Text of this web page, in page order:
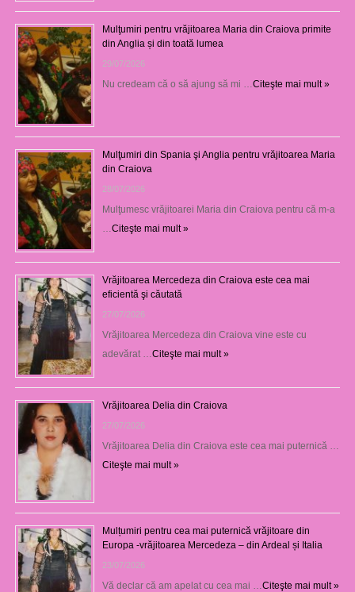
Mulţumiri pentru vrăjitoarea Maria din Craiova primite
din Anglia și din toată lumea
29/07/2026
Nu credeam că o să ajung să mi … Citeşte mai mult »
Mulţumiri din Spania şi Anglia pentru vrăjitoarea Maria
din Craiova
28/07/2026
Mulţumesc vrăjitoarei Maria din Craiova pentru că m-a
Citeşte mai mult »
Vrăjitoarea Mercedeza din Craiova este cea mai
eficientă şi căutată
27/07/2026
Vrăjitoarea Mercedeza din Craiova vine este cu
adevărat … Citeşte mai mult »
Vrăjitoarea Delia din Craiova
27/07/2026
Vrăjitoarea Delia din Craiova este cea mai puternică …
Citeşte mai mult »
Mulțumiri pentru cea mai puternică vrăjitoare din
Europa -vrăjitoarea Mercedeza – din Ardeal și Italia
23/07/2026
Vă declar că am apelat cu cea mai … Citeşte mai mult »